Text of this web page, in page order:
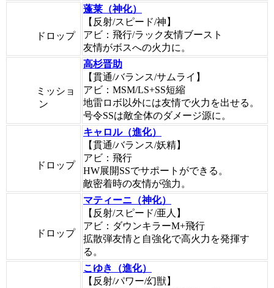
ドロップ
蓬莱（神化）
【反射/スピード/神】
アビ：飛行/ラック友情ブースト
友情がボスへの火力に。
ミッショ
ン
高杉晋助
【貫通/バランス/サムライ】
アビ：MSM/LS+SS短縮
地雷ロボ以外には友情で火力を出せる。
号令SSは敵全体のダメージ源に。
ドロップ
キャロル（進化）
【貫通/バランス/妖精】
アビ：飛行
HW展開SSでサポートができる。
敵密着時の友情が強力。
ドロップ
マティーニ（神化）
【反射/スピード/亜人】
アビ：ダウンキラーM+飛行
拡散弾友情と自強化で高火力を発揮す
る。
こゆき（進化）
【反射/パワー/幻獣】